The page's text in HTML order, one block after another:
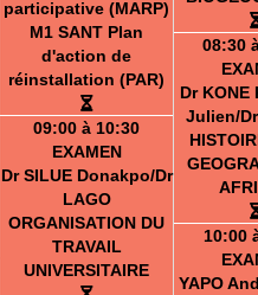
participative (MARP)
M1 SANT Plan
d'action de
réinstallation (PAR)
09:00 à 10:30
EXAMEN
Dr SILUE Donakpo/Dr
LAGO
ORGANISATION DU
TRAVAIL
UNIVERSITAIRE
08:30
Dr
Julien/
10:00
YAPO